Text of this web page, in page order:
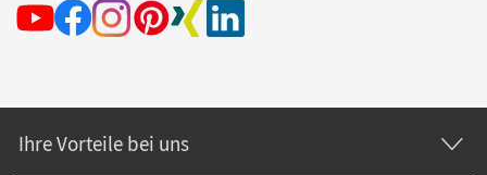
Ihre Vorteile bei uns